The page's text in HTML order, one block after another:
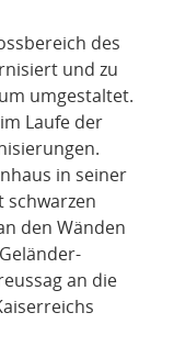
des
und zu
umgestaltet.
Laufe der
in seiner
den Wänden
an die